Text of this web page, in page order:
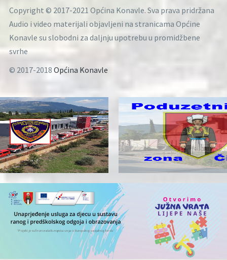
Copyright © 2017-2021 Općina Konavle. Sva prava pridržana
Audio i video materijali objavljeni na stranicama Općine
Konavle su slobodni za daljnju upotrebu u promidžbene
svrhe
© 2017-2018 Općina Konavle